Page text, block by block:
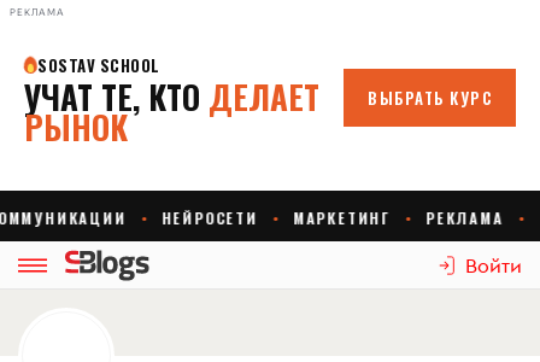
РЕКЛАМА
Войти